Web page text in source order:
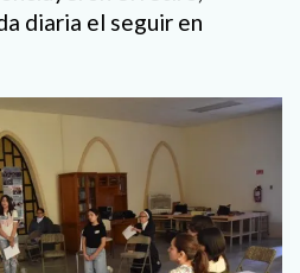
diaria el seguir en